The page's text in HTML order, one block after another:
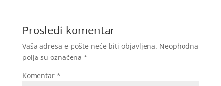
Prosledi komentar
Vaša adresa e-pošte neće biti objavljena. Neophodna
polja su označena *
Komentar *